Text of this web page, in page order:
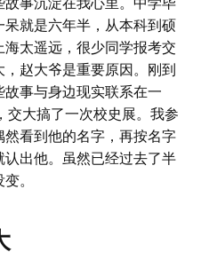
事沉淀在我心里。中学毕
就是六年半，从本科到硕
太遥远，很少同学报考交
赵大爷是重要原因。刚到
事与身边现实联系在一
交大搞了一次校史展。我参
看到他的名字，再按名字
出他。虽然已经过去了半
。